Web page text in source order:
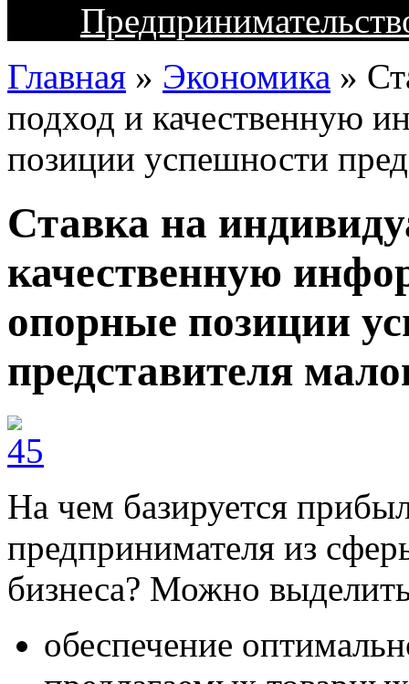
Главная » Экономика »
подход и качественную
позиции успешности
Ставка на
качественную
опорные позиции
представителя
На чем базируется
предпринимателя из
бизнеса? Можно
обеспечение